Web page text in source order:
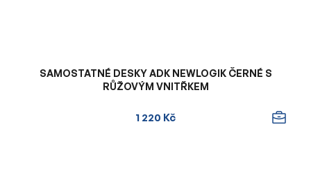
SAMOSTATNÉ DESKY ADK NEWLOGIK ČERNÉ S
RŮŽOVÝM VNITŘKEM
1 220 Kč